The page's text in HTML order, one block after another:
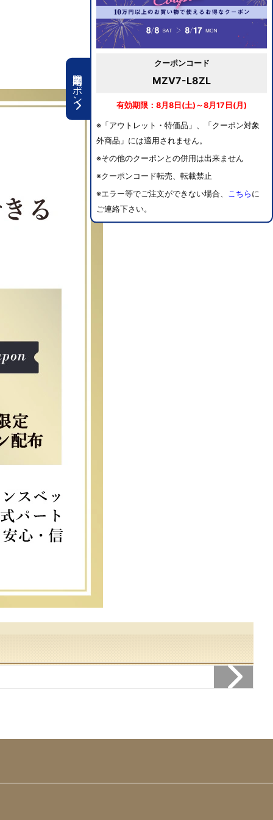
期間限定クーポン
クーポンコード
MZV7-L8ZL
有効期限：8月8日(土)～8月17日(月)
※「アウトレット・特価品」、「クーポン対象
外商品」には適用されません。
※その他のクーポンとの併用は出来ません
※クーポンコード転売、転載禁止
※エラー等でご注文ができない場合、 こちら に
ご連絡下さい。